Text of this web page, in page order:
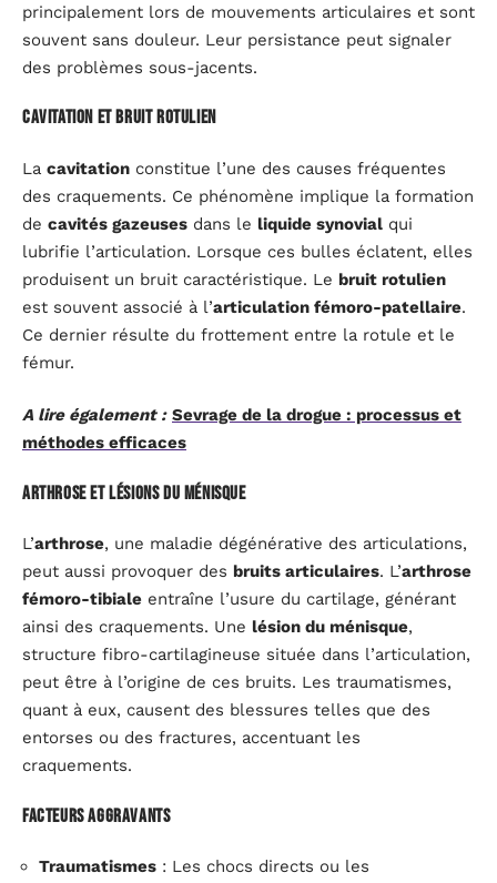
principalement lors de mouvements articulaires et sont
souvent sans douleur. Leur persistance peut signaler
des problèmes sous-jacents.
Cavitation et bruit rotulien
La cavitation constitue l’une des causes fréquentes
des craquements. Ce phénomène implique la formation
de cavités gazeuses dans le liquide synovial qui
lubrifie l’articulation. Lorsque ces bulles éclatent, elles
produisent un bruit caractéristique. Le bruit rotulien
est souvent associé à l’articulation fémoro-patellaire.
Ce dernier résulte du frottement entre la rotule et le
fémur.
A lire également : Sevrage de la drogue : processus et
méthodes efficaces
Arthrose et lésions du ménisque
L’arthrose, une maladie dégénérative des articulations,
peut aussi provoquer des bruits articulaires. L’arthrose
fémoro-tibiale entraîne l’usure du cartilage, générant
ainsi des craquements. Une lésion du ménisque,
structure fibro-cartilagineuse située dans l’articulation,
peut être à l’origine de ces bruits. Les traumatismes,
quant à eux, causent des blessures telles que des
entorses ou des fractures, accentuant les
craquements.
Facteurs aggravants
Traumatismes : Les chocs directs ou les